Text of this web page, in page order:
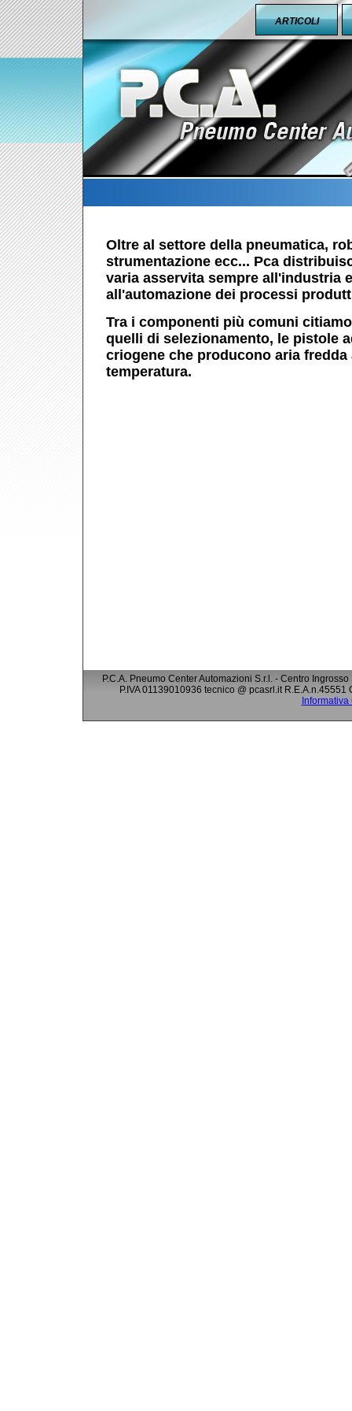
ARTICOLI
Oltre al settore della pneumatica,
strumentazione ecc... Pca
varia asservita sempre all'industria
all'automazione dei processi
Tra i componenti più comuni
quelli di selezionamento, le pistole
criogene che producono aria fredda
temperatura.
P.C.A. Pneumo Center Automazioni S.r.l. - Centro
P.IVA 01139010936 tecnico @ pcasrl.it